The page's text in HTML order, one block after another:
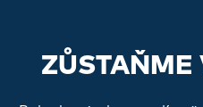
ZŮSTAŇME